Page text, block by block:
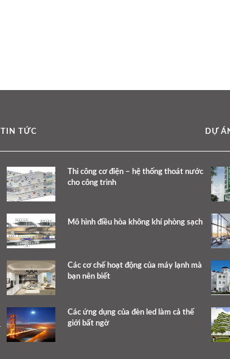
TIN TỨC
Thi công cơ điện – hệ thống thoát nước
cho công trình
Mô hình điều hòa không khí phòng sạch
Các cơ chế hoạt động của máy lạnh mà
bạn nên biết
Các ứng dụng của đèn led làm cả thế
giới bất ngờ
DỰ